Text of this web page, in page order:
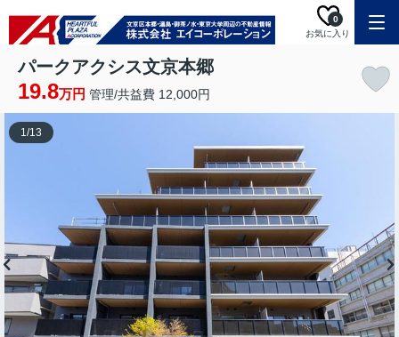
お気に入り
0
パークアクシス文京本郷
19.8万円 管理/共益費 12,000円
1/13